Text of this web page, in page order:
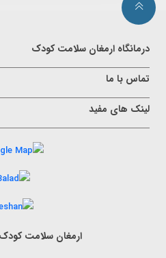
درمانگاه ارمغان سلامت کودک
تماس با ما
لینک های مفید
ارمغان سلامت کودک